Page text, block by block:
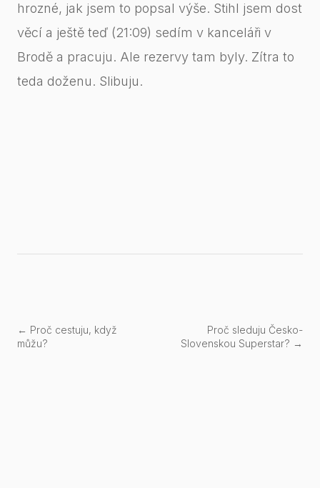
hrozné, jak jsem to popsal výše. Stihl jsem dost
věcí a ještě teď (21:09) sedím v kanceláři v
Brodě a pracuju. Ale rezervy tam byly. Zítra to
teda doženu. Slibuju.
← Proč cestuju, když
můžu?
Proč sleduju Česko-
Slovenskou Superstar? →